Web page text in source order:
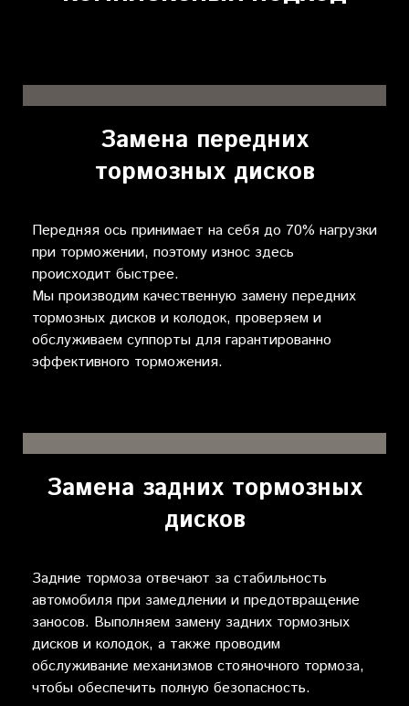
Замена передних
тормозных дисков
Передняя ось принимает на себя до 70% нагрузки
при торможении, поэтому износ здесь
происходит быстрее.
Мы производим качественную замену передних
тормозных дисков и колодок, проверяем и
обслуживаем суппорты для гарантированно
эффективного торможения.
Замена задних тормозных
дисков
Задние тормоза отвечают за стабильность
автомобиля при замедлении и предотвращение
заносов. Выполняем замену задних тормозных
дисков и колодок, а также проводим
обслуживание механизмов стояночного тормоза,
чтобы обеспечить полную безопасность.